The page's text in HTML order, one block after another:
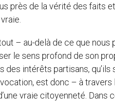
près de la vérité des faits
– au-delà de ce que nous
le sens profond de son
intérêts partisans, qu’ils
est donc – à travers
vraie citoyenneté. Dans